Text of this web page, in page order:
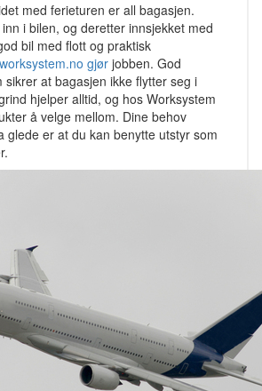
med ferieturen er all bagasjen.
i bilen, og deretter innsjekket med
bil med flott og praktisk
gjør jobben. God
sikrer at bagasjen ikke flytter seg i
hjelper alltid, og hos Worksystem
å velge mellom. Dine behov
glede er at du kan benytte utstyr som